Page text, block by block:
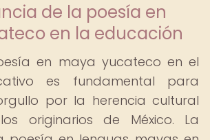
de la poesía en
en la educación
en maya yucateco en el
es fundamental para
por la herencia cultural
originarios de México. La